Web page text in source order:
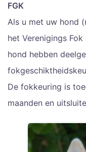
FGK
Als u met uw hond
het Verenigings
hond hebben
De fokkeuring is
maanden en